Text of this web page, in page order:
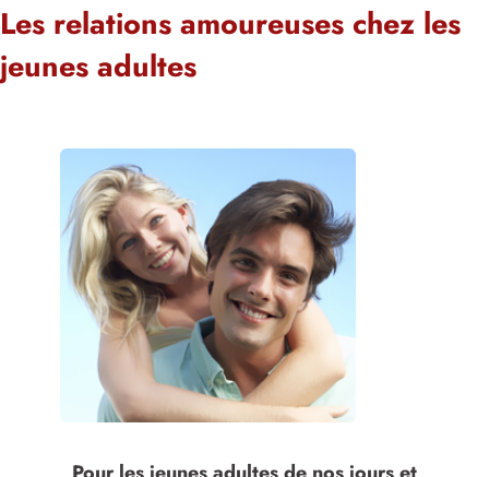
Les relations amoureuses chez les
jeunes adultes